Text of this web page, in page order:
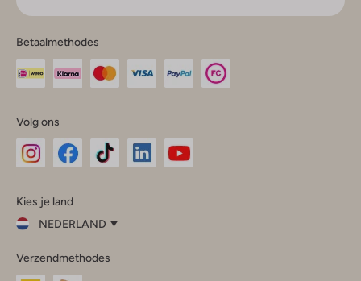
Betaalmethodes
Volg ons
InstagramFacebook
Kies je land
NEDERLAND
je
land
Verzendmethodes